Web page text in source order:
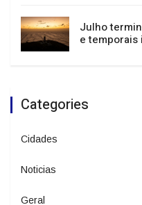
Sul,
para
e temporais
Categories
Cidades